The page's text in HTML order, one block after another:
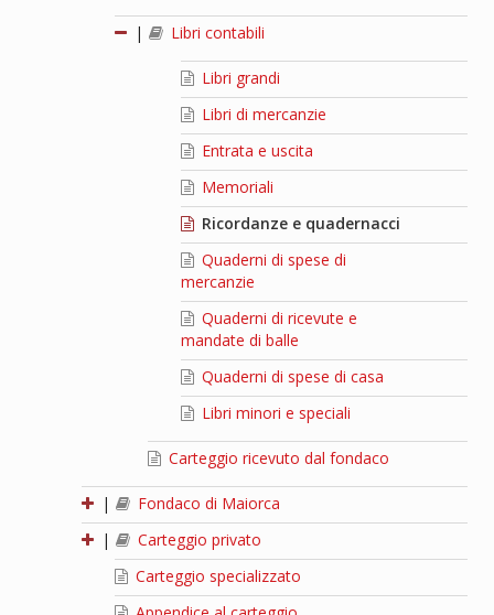
| Libri contabili
Libri grandi
Libri di mercanzie
Entrata e uscita
Memoriali
Ricordanze e quadernacci
Quaderni di spese di
mercanzie
Quaderni di ricevute e
mandate di balle
Quaderni di spese di casa
Libri minori e speciali
Carteggio ricevuto dal fondaco
|
Fondaco di Maiorca
|
Carteggio privato
Carteggio specializzato